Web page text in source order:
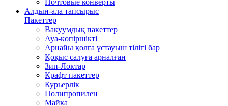
Алдын-ала тапсырыс
Пакеттер
Вакуумдық пакеттер
Ауа-көпіршікті
Арнайы қолға ұстауыш тілігі бар
Қоқыс салуға арналған
Зип-Локтар
Крафт пакеттер
Курьерлік
Полипропилен
Майка